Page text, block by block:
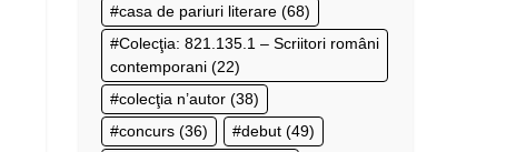
casa de pariuri literare (68)
Colecţia: 821.135.1 – Scriitori români
contemporani (22)
colecţia n’autor (38)
concurs (36) debut (49)